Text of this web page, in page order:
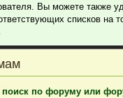
Вы можете также
списков на
поиск по форуму или